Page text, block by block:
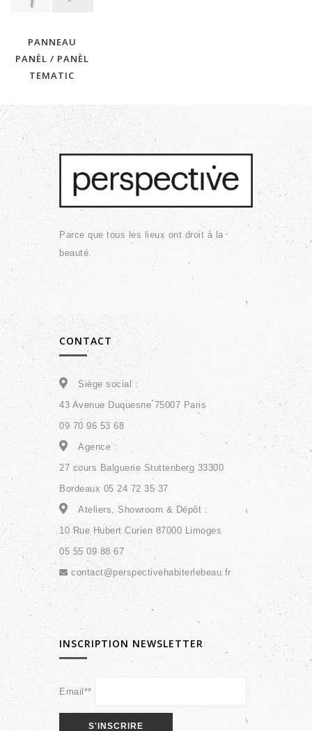
PANNEAU
PANÈL / PANÈL
TEMATIC
Parce que tous les lieux ont droit à la
beauté.
CONTACT
Siège social :
43 Avenue Duquesne 75007 Paris
09 70 96 53 68
Agence :
27 cours Balguerie Stuttenberg 33300
Bordeaux 05 24 72 35 37
Ateliers, Showroom & Dépôt :
10 Rue Hubert Curien 87000 Limoges
05 55 09 88 67
contact@perspectivehabiterlebeau.fr
INSCRIPTION NEWSLETTER
Email**